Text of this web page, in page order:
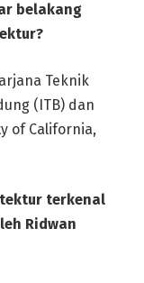
belakang
Teknik
(ITB) dan
of California,
terkenal
Ridwan